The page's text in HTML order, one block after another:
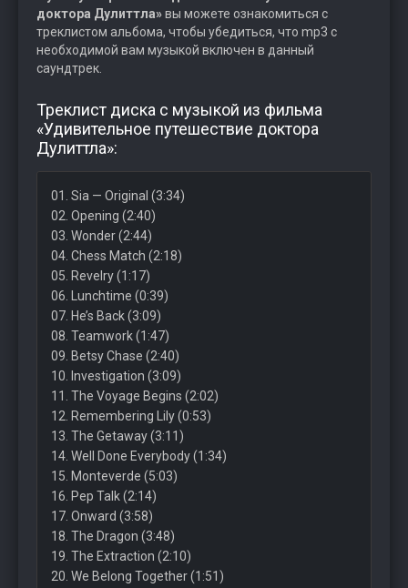
доктора Дулиттла»вы можете ознакомиться с
треклистом альбома, чтобы убедиться, что mp3 с
необходимой вам музыкой включен в данный
саундтрек.
Треклист диска с музыкой из фильма
«Удивительное путешествие доктора
Дулиттла»:
01. Sia — Original (3:34)
02. Opening (2:40)
03. Wonder (2:44)
04. Chess Match (2:18)
05. Revelry (1:17)
06. Lunchtime (0:39)
07. He’s Back (3:09)
08. Teamwork (1:47)
09. Betsy Chase (2:40)
10. Investigation (3:09)
11. The Voyage Begins (2:02)
12. Remembering Lily (0:53)
13. The Getaway (3:11)
14. Well Done Everybody (1:34)
15. Monteverde (5:03)
16. Pep Talk (2:14)
17. Onward (3:58)
18. The Dragon (3:48)
19. The Extraction (2:10)
20. We Belong Together (1:51)